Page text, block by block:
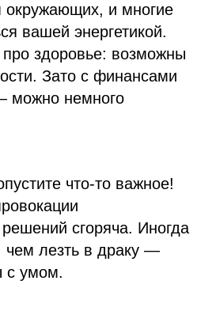
и многие
вашей энергетикой.
здоровье: возможны
Зато с финансами
можно немного
что-то важное!
сгоряча. Иногда
чем лезть в драку —
с умом.